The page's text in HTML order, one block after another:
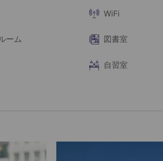
WiFi
ーム 図書室
自習室